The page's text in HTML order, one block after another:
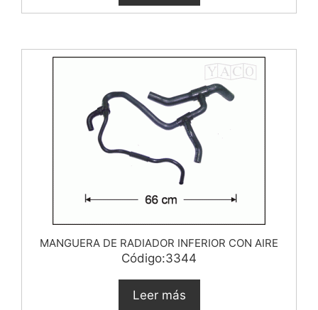
MANGUERA DE RADIADOR INFERIOR CON AIRE
Código:3344
Leer más